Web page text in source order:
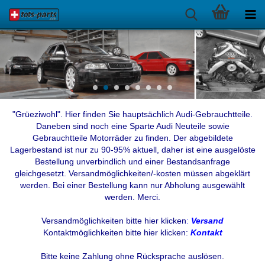
"Grüeziwohl". Hier finden Sie hauptsächlich Audi-Gebrauchtteile.
Daneben sind noch eine Sparte Audi Neuteile sowie
Gebrauchtteile Motorräder zu finden. Der abgebildete
Lagerbestand ist nur zu 90-95% aktuell, daher ist eine ausgelöste
Bestellung unverbindlich und einer Bestandsanfrage
gleichgesetzt. Versandmöglichkeiten/-kosten müssen abgeklärt
werden. Bei einer Bestellung kann nur Abholung ausgewählt
werden. Merci.
Versandmöglichkeiten bitte hier klicken: Versand
Kontaktmöglichkeiten bitte hier klicken: Kontakt
Bitte keine Zahlung ohne Rücksprache auslösen.